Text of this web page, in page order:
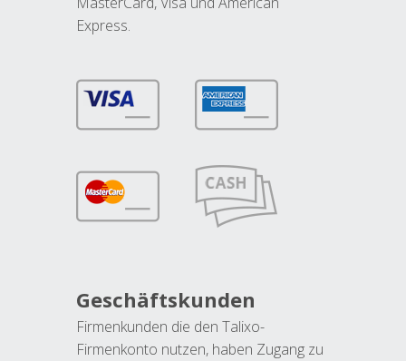
Express.
Geschäftskunden
Firmenkunden die den Talixo-
Firmenkonto nutzen, haben Zugang zu